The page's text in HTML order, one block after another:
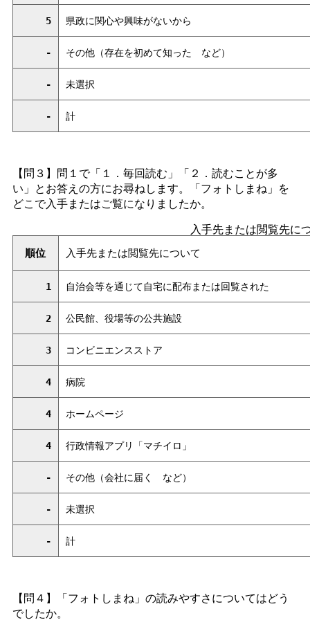
5 県政に関心や興味がないから
- その他（存在を初めて知った など）
- 未選択
- 計
【問３】問１で「１．毎回読む」「２．読むことが多
い」とお答えの方にお尋ねします。「フォトしまね」を
どこで入手またはご覧になりましたか。
入手先または閲覧先に
順位 入手先または閲覧先について
1 自治会等を通じて自宅に配布または回覧された
2 公民館、役場等の公共施設
3 コンビニエンスストア
4 病院
4 ホームページ
4 行政情報アプリ「マチイロ」
- その他（会社に届 く など）
- 未選択
- 計
【問４】「フォトしまね」の読みやすさについてはどう
でしたか。